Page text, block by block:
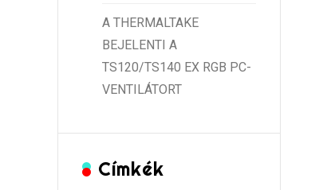
A THERMALTAKE
BEJELENTI A
TS120/TS140 EX RGB PC-
VENTILÁTORT
Címkék